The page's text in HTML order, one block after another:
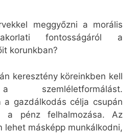
meggyőzni a morális
fontosságáról a
korunkban?
keresztény köreinkben kell
szemléletformálást.
a gazdálkodás célja csupán
a pénz felhalmozása. Az
lehet másképp munkálkodni,